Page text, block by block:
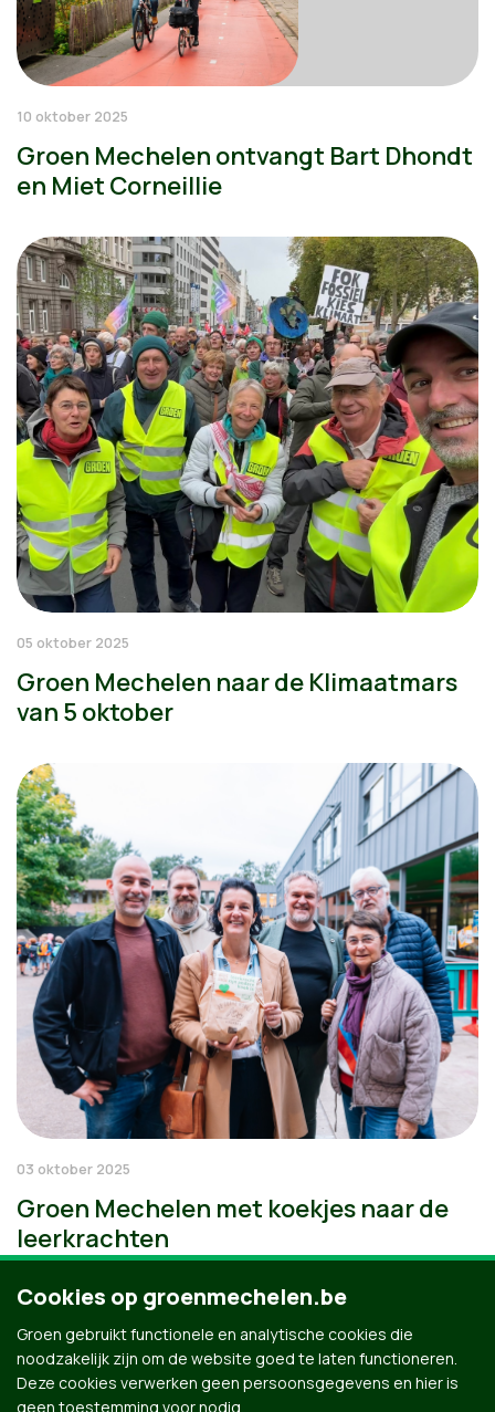
10 oktober 2025
Groen Mechelen ontvangt Bart Dhondt
en Miet Corneillie
05 oktober 2025
Groen Mechelen naar de Klimaatmars
van 5 oktober
03 oktober 2025
Groen Mechelen met koekjes naar de
leerkrachten
Cookies op groenmechelen.be
Groen gebruikt functionele en analytische cookies die
noodzakelijk zijn om de website goed te laten functioneren.
Deze cookies verwerken geen persoonsgegevens en hier is
geen toestemming voor nodig.